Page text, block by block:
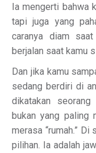
Ia mengerti bahwa
tapi juga yang
caranya diam
berjalan saat kamu
Dan jika kamu
sedang berdiri di
dikatakan
bukan yang paling
merasa “rumah.”
pilihan. Ia adalah